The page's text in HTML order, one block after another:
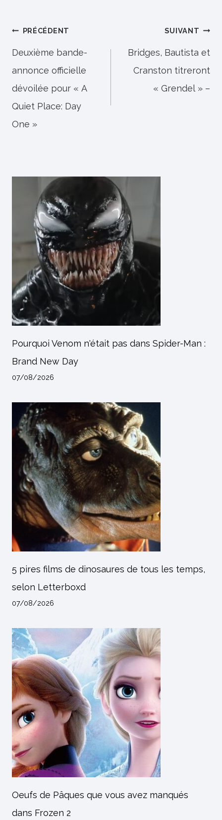
Navigation
de
l’article
PRÉCÉDENT
Deuxième bande-
annonce officielle
dévoilée pour « A
Quiet Place: Day
One »
SUIVANT
Bridges, Bautista et
Cranston titreront
« Grendel » –
Pourquoi Venom n'était pas dans Spider-Man :
Brand New Day
07/08/2026
5 pires films de dinosaures de tous les temps,
selon Letterboxd
07/08/2026
Oeufs de Pâques que vous avez manqués
dans Frozen 2